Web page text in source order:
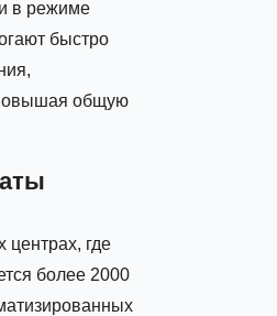
в режиме
быстро
общую
центрах, где
более 2000